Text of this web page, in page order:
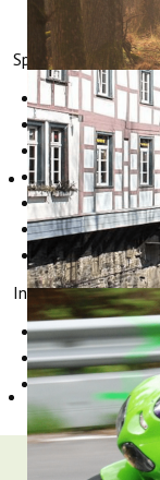
Speciaal voor
Veilige stalling
Omkleed- en
Het
Uitgebreid
Toerkaarten
Op verzoek
Etc.
Interessante links
Fietsroutes in
Fietsverhuurof
GPS routes om